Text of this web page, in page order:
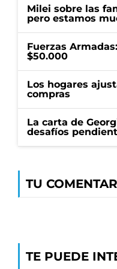
Milei sobre las
pero estamos
Fuerzas
$50.000
Los hogares
compras
La carta de
desafíos
TU
TE PUEDE